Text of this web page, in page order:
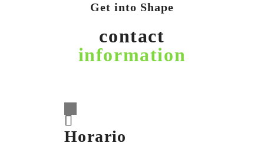
Get into Shape
contact
information
Horario